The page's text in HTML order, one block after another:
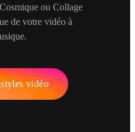
ou Collage
de votre vidéo à
vidéo